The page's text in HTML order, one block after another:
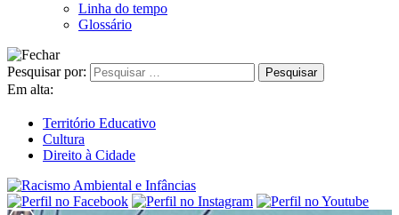
Linha do tempo
Glossário
Pesquisar por:
Em alta:
Território Educativo
Cultura
Direito à Cidade